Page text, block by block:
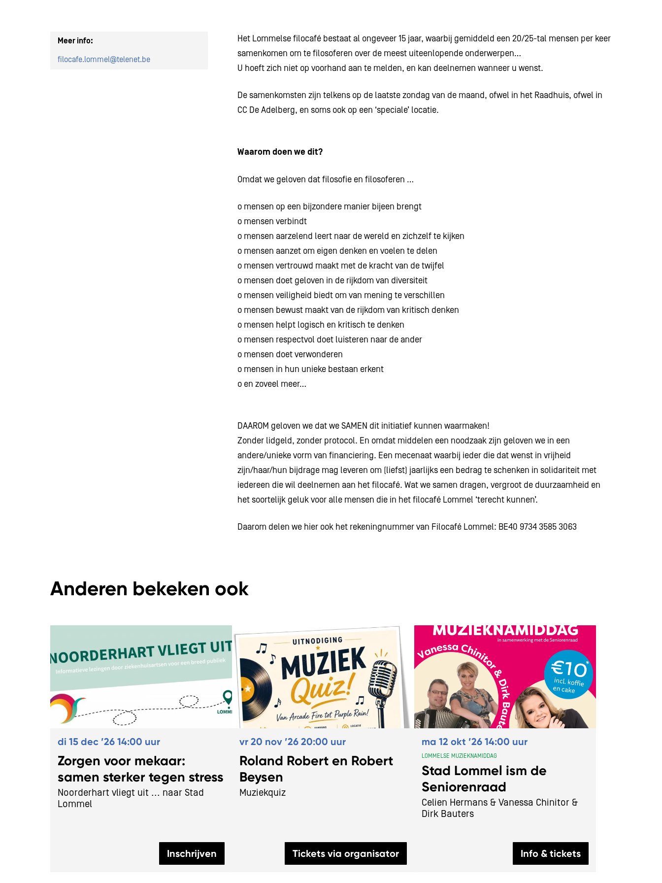
Het Lommelse filocafé bestaat al ongeveer 15 jaar, waarbij gemiddeld een 20/25-tal mensen per keer
samenkomen om te filosoferen over de meest uiteenlopende onderwerpen…
U hoeft zich niet op voorhand aan te melden, en kan deelnemen wanneer u wenst.
De samenkomsten zijn telkens op de laatste zondag van de maand, ofwel in het Raadhuis, ofwel in
CC De Adelberg, en soms ook op een ‘speciale’ locatie.
Waarom doen we dit?
Omdat we geloven dat filosofie en filosoferen …
o mensen op een bijzondere manier bijeen brengt
o mensen verbindt
o mensen aarzelend leert naar de wereld en zichzelf te kijken
o mensen aanzet om eigen denken en voelen te delen
o mensen vertrouwd maakt met de kracht van de twijfel
o mensen doet geloven in de rijkdom van diversiteit
o mensen veiligheid biedt om van mening te verschillen
o mensen bewust maakt van de rijkdom van kritisch denken
o mensen helpt logisch en kritisch te denken
o mensen respectvol doet luisteren naar de ander
o mensen doet verwonderen
o mensen in hun unieke bestaan erkent
o en zoveel meer…
DAAROM geloven we dat we SAMEN dit initiatief kunnen waarmaken!
Zonder lidgeld, zonder protocol. En omdat middelen een noodzaak zijn geloven we in een
andere/unieke vorm van financiering. Een mecenaat waarbij ieder die dat wenst in vrijheid
zijn/haar/hun bijdrage mag leveren om (liefst) jaarlijks een bedrag te schenken in solidariteit met
iedereen die wil deelnemen aan het filocafé. Wat we samen dragen, vergroot de duurzaamheid en
het soortelijk geluk voor alle mensen die in het filocafé Lommel ‘terecht kunnen’.
Daarom delen we hier ook het rekeningnummer van Filocafé Lommel: BE40 9734 3585 3063
Meer info:
filocafe.lommel@telenet.be
Anderen bekeken ook
Zorgen voor mekaar:
samen sterker tegen stress
Noorderhart vliegt uit ... naar Stad
Lommel
di 15 dec ’26 14:00 uur
Inschrijven
Roland Robert en Robert
Beysen
Muziekquiz
vr 20 nov ’2620:00 uur
Tickets via organisator
Stad Lommel ism de
Seniorenraad
Celien Hermans & Vanessa Chinitor &
Dirk Bauters
LOMMELSE MUZIEKNAMIDDAG
ma 12 okt ’26 14:00 uur
Info & tickets